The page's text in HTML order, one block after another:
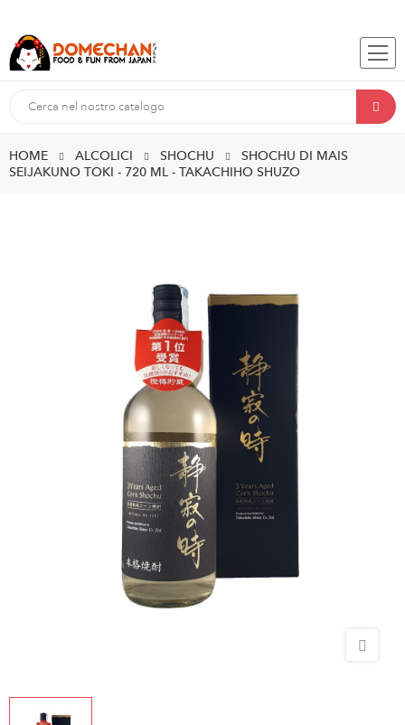
HOME ALCOLICI SHOCHU
SHOCHU DI MAIS
SEIJAKUNO TOKI - 720 ML - TAKACHIHO SHUZO